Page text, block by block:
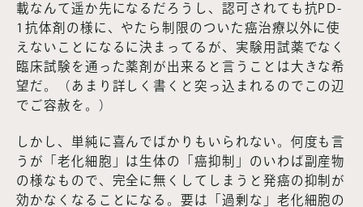
載なんて遥か先になるだろうし、認可されても抗PD-
1抗体剤の様に、やたら制限のついた癌治療以外に使
えないことになるに決まってるが、実験用試薬でなく
臨床試験を通った薬剤が出来ると言うことは大きな希
望だ。（あまり詳しく書くと突っ込まれるのでこの辺
でご容赦を。）
しかし、単純に喜んでばかりもいられない。何度も言
うが「老化細胞」は生体の「癌抑制」のいわば副産物
の様なもので、完全に無くしてしまうと発癌の抑制が
効かなくなることになる。要は「過剰な」老化細胞の